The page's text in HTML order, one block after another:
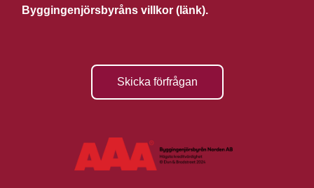
Byggingenjörsbyråns villkor (länk).
Skicka förfrågan